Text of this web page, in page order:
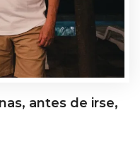
antes de irse,